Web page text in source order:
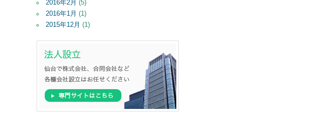
2016年2月 (5)
2016年1月 (1)
2015年12月 (1)